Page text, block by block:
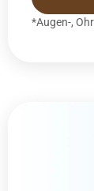
*Augen-,